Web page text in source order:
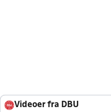
Videoer fra DBU